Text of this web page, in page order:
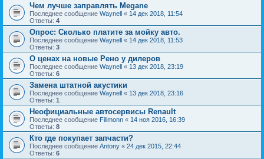
Чем лучше заправлять Megane
Последнее сообщение Waynell « 14 дек 2018, 11:54
Ответы: 4
Опрос: Сколько платите за мойку авто.
Последнее сообщение Waynell « 14 дек 2018, 11:53
Ответы: 3
О ценах на новые Рено у дилеров
Последнее сообщение Waynell « 13 дек 2018, 23:19
Ответы: 6
Замена штатной акустики
Последнее сообщение Waynell « 13 дек 2018, 23:16
Ответы: 1
Неофициальные автосервисы Renault
Последнее сообщение Filimonn « 14 ноя 2016, 16:39
Ответы: 8
Кто где покупает запчасти?
Последнее сообщение Antony « 24 дек 2015, 22:44
Ответы: 6